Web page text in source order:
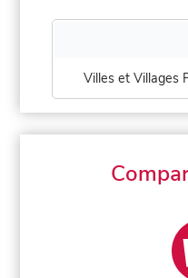
Villes et Villages